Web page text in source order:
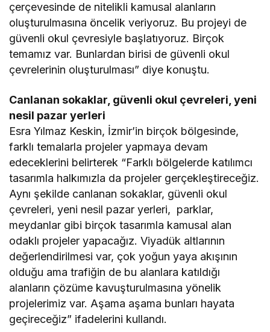
çerçevesinde de nitelikli kamusal alanların
oluşturulmasına öncelik veriyoruz. Bu projeyi de
güvenli okul çevresiyle başlatıyoruz. Birçok
temamız var. Bunlardan birisi de güvenli okul
çevrelerinin oluşturulması” diye konuştu.
Canlanan sokaklar, güvenli okul çevreleri, yeni
nesil pazar yerleri
Esra Yılmaz Keskin, İzmir’in birçok bölgesinde,
farklı temalarla projeler yapmaya devam
edeceklerini belirterek “Farklı bölgelerde katılımcı
tasarımla halkımızla da projeler gerçekleştireceğiz.
Aynı şekilde canlanan sokaklar, güvenli okul
çevreleri, yeni nesil pazar yerleri, parklar,
meydanlar gibi birçok tasarımla kamusal alan
odaklı projeler yapacağız. Viyadük altlarının
değerlendirilmesi var, çok yoğun yaya akışının
olduğu ama trafiğin de bu alanlara katıldığı
alanların çözüme kavuşturulmasına yönelik
projelerimiz var. Aşama aşama bunları hayata
geçireceğiz” ifadelerini kullandı.